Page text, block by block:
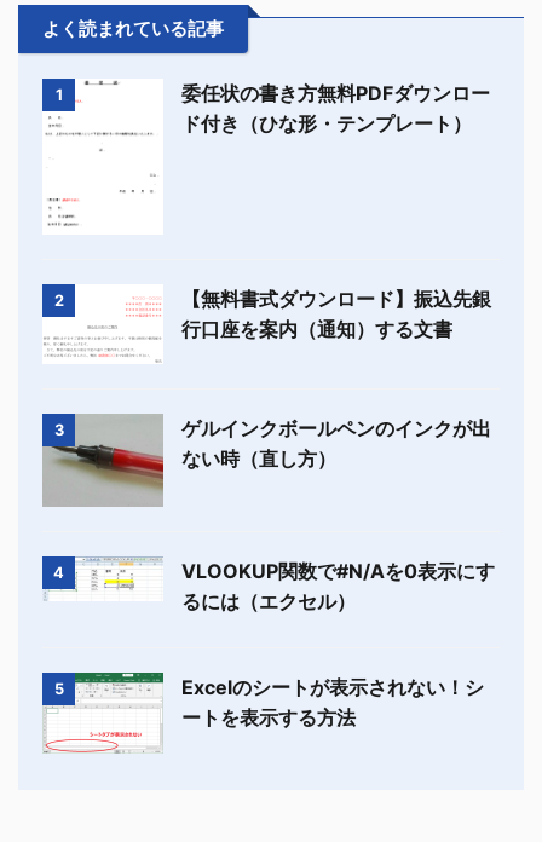
よく読まれている記事
1
委任状の書き方無料PDFダウンロー
ド付き（ひな形・テンプレート）
2
【無料書式ダウンロード】振込先銀
行口座を案内（通知）する文書
3
ゲルインクボールペンのインクが出
ない時（直し方）
4
VLOOKUP関数で#N/Aを0表示にす
るには（エクセル）
5
Excelのシートが表示されない！シ
ートを表示する方法